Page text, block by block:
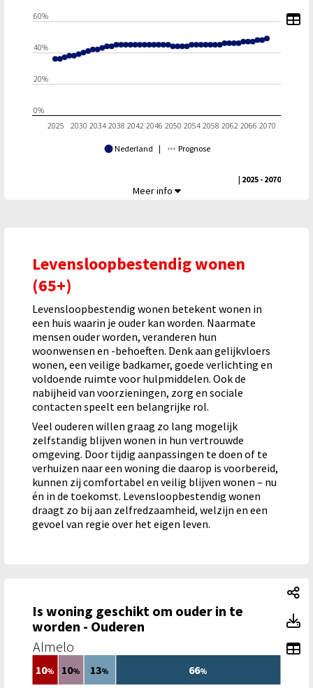
Nederland Prognose
|
2025 2030 2034 2038 2042 2046 2050 2054 2058 2062 2066 2070
0%
20%
40%
60%
| 2025 - 2070
Prognose grijze druk,
Meer info
Levensloopbestendig wonen
(65+)
Levensloopbestendig wonen betekent wonen in
een huis waarin je ouder kan worden. Naarmate
mensen ouder worden, veranderen hun
woonwensen en -behoeften. Denk aan gelijkvloers
wonen, een veilige badkamer, goede verlichting en
voldoende ruimte voor hulpmiddelen. Ook de
nabijheid van voorzieningen, zorg en sociale
contacten speelt een belangrijke rol.
Veel ouderen willen graag zo lang mogelijk
zelfstandig blijven wonen in hun vertrouwde
omgeving. Door tijdig aanpassingen te doen of te
verhuizen naar een woning die daarop is voorbereid,
kunnen zij comfortabel en veilig blijven wonen – nu
én in de toekomst. Levensloopbestendig wonen
draagt zo bij aan zelfredzaamheid, welzijn en een
gevoel van regie over het eigen leven.
Is woning geschikt om ouder in te
worden - Ouderen
Almelo
10% 10% 13% 66%
Is